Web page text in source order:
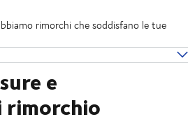
rimorchi che soddisfano le tue
e
rimorchio